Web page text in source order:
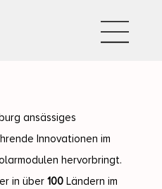
ansässiges
Innovationen im
hervorbringt.
in über 100Ländern im